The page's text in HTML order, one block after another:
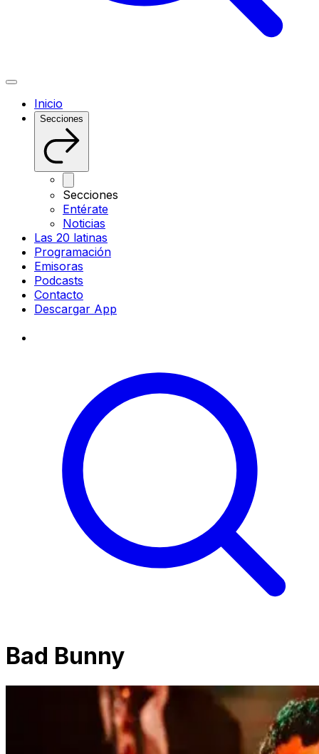
Inicio
Secciones
Secciones
Entérate
Noticias
Las 20 latinas
Programación
Emisoras
Podcasts
Contacto
Descargar App
Bad Bunny